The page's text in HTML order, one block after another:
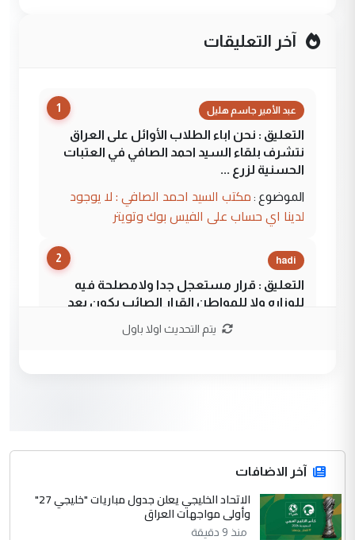
آخر التعليقات
1 عبد الأمير جاسم هليل
التعليق : نحن اباء الطلاب الأوائل على العراق
نتشرف بلقاء السيد احمد الصافي في العتبات
الحسنية لزرع ...
الموضوع : مكتب السيد احمد الصافي : لا يوجود
لدينا اي حساب على الفيس بوك وتويتر
2 hadi
التعليق : قرار مستعجل جدا ولامصلحة فيه
للوزاره ولا للمواطن القرار الصائب يكون بعد
جنسية الرافد الثالث للعراق ومن اصول عريقة
ابا فرات ...
الموضوع :
الجواهري يرد على صدام حسين سل
مضجعيك يابن الزنا (نص كامل)
يتم التحديث اولا باول
آخر الاضافات
الاتحاد الخليجي يعلن جدول مباريات "خليجي 27"
وأولى مواجهات العراق
منذ 9 دقيقة